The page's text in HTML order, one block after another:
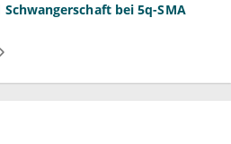
bei 5q-SMA